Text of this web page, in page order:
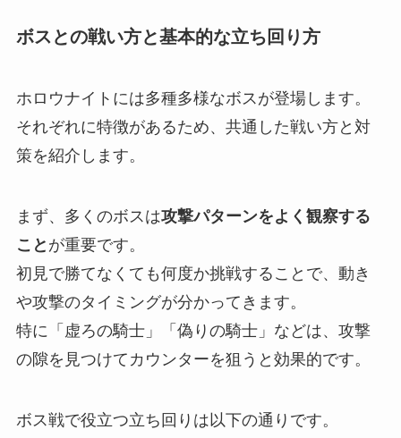
ボスとの戦い方と基本的な立ち回り方
ホロウナイトには多種多様なボスが登場します。
それぞれに特徴があるため、共通した戦い方と対
策を紹介します。
まず、多くのボスは攻撃パターンをよく観察する
こと が重要です。
初見で勝てなくても何度か挑戦することで、動き
や攻撃のタイミングが分かってきます。
特に「虚ろの騎士」「偽りの騎士」などは、攻撃
の隙を見つけてカウンターを狙うと効果的です。
ボス戦で役立つ立ち回りは以下の通りです。